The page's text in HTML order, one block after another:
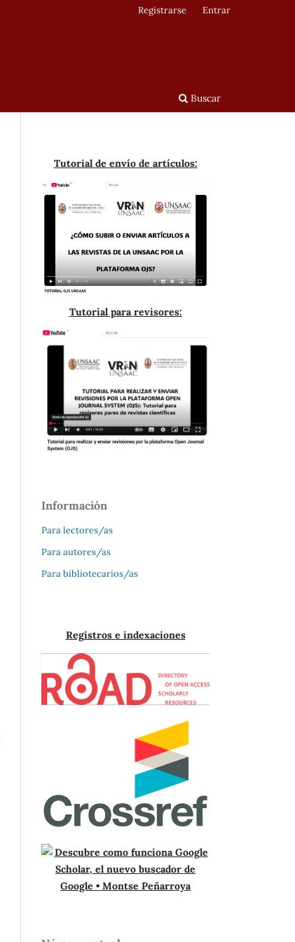
Buscar
Registrarse Entrar
Tutorial de envío de artículos:
Tutorial para revisores:
Información
Para lectores/as
Para autores/as
Para bibliotecarios/as
Registros e indexaciones